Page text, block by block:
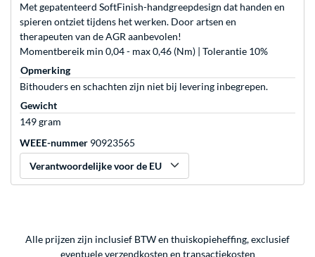
Met gepatenteerd SoftFinish-handgreepdesign dat handen en
spieren ontziet tijdens het werken. Door artsen en
therapeuten van de AGR aanbevolen!
Momentbereik min 0,04 - max 0,46 (Nm) | Tolerantie 10%
Opmerking
Bithouders en schachten zijn niet bij levering inbegrepen.
Gewicht
149 gram
WEEE-nummer 90923565
Verantwoordelijke voor de EU
Alle prijzen zijn inclusief BTW en thuiskopieheffing, exclusief
eventueleverzendkosten en transactiekosten